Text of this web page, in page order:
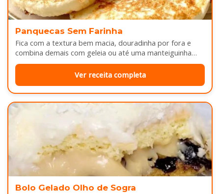
Panquecas Sem Farinha
Fica com a textura bem macia, douradinha por fora e
combina demais com geleia ou até uma manteiguinha
derretendo por cima...
Ver receita completa
Bolo Gelado Olho de Sogra